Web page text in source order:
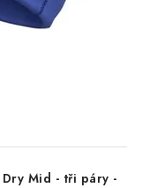
Dry Mid - tři páry -